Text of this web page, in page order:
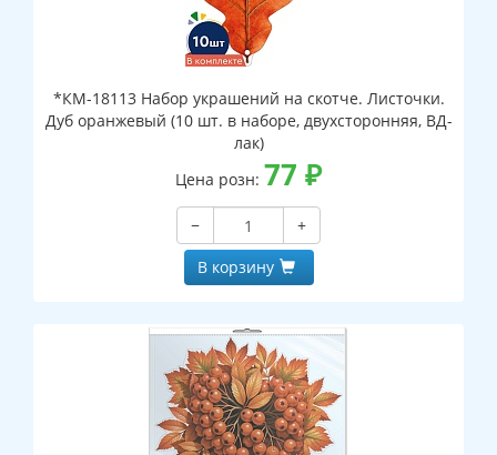
*КМ-18113 Набор украшений на скотче. Листочки.
Дуб оранжевый (10 шт. в наборе, двухсторонняя, ВД-
лак)
Цена розн: 77 ₽
−
+
В корзину